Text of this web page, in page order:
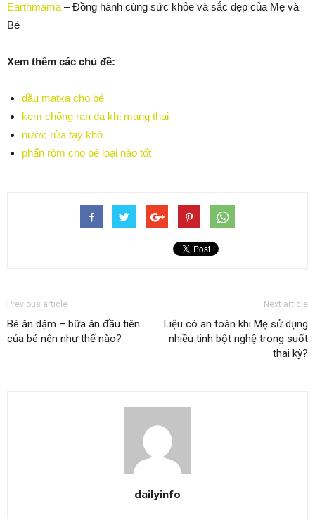
Earthmama – Đồng hành cùng sức khỏe và sắc đẹp của Mẹ và
Bé
Xem thêm các chủ đề:
dầu matxa cho bé
kem chống ran da khi mang thai
nước rửa tay khô
phấn rôm cho bé loại nào tốt
Previous article
Bé ăn dặm – bữa ăn đầu tiên
của bé nên như thế nào?
Next article
Liệu có an toàn khi Mẹ sử dụng
nhiều tinh bột nghệ trong suốt
thai kỳ?
dailyinfo